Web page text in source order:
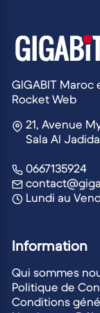
GIGABIT
Rocket Web
21, Avenue
Sala Al Jadida
0667135924
Lundi au
Information
Qui sommes
Politique de
Conditions